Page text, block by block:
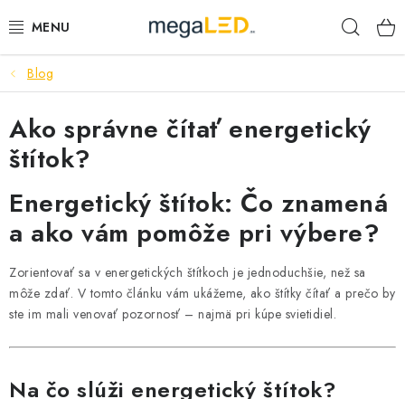
na
PRIEMYSEL
SVIETIDLÁ
ŽIAROVKY A TRUBICE
PRACOVNÉ SVIETIDLÁ
ELEKTROMATERIÁL
VENTILÁTORY
Blog
Ako správne čítať energetický
štítok?
Energetický štítok: Čo znamená
a ako vám pomôže pri výbere?
Zorientovať sa v energetických štítkoch je jednoduchšie, než sa
môže zdať. V tomto článku vám ukážeme, ako štítky čítať a prečo by
ste im mali venovať pozornosť – najmä pri kúpe svietidiel.
Na čo slúži energetický štítok?